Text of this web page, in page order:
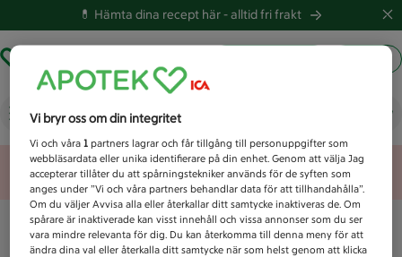
💊 Hämta dina recept här -alltid fri frakt
Vad letar du efter idag?
Unknown error
Vi bryr oss om din integritet
Vi och våra1 partners lagrar och får tillgång till personuppgifter som
webbläsardata eller unika identifierare på din enhet. Genom att välja Jag
accepterar tillåter du att spårningstekniker används för de syften som
anges under ”Vi och våra partners behandlar data för att tillhandahålla”.
Om du väljer Avvisa alla eller återkallar ditt samtycke inaktiveras de. Om
spårare är inaktiverade kan visst innehåll och vissa annonser som du ser
vara mindre relevanta för dig. Du kan återkomma till denna meny för att
ändra dina val eller återkalla ditt samtycke när som helst genom att klicka